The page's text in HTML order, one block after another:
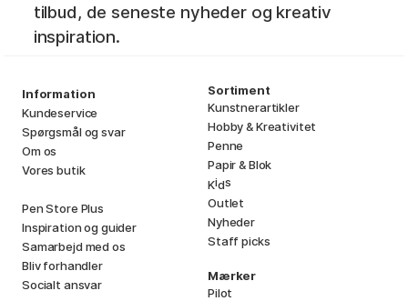
tilbud, de seneste nyheder og kreativ
inspiration.
Information
Kundeservice
Spørgsmål og svar
Om os
Vores butik
Pen Store Plus
Inspiration og guider
Samarbejd med os
Bliv forhandler
Socialt ansvar
Sortiment
Kunstnerartikler
Hobby & Kreativitet
Penne
Papir & Blok
Kids
Outlet
Nyheder
Staff picks
Mærker
Pilot